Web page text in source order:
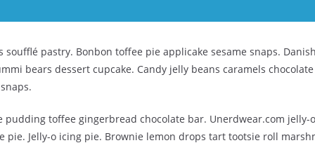
soufflé pastry. Bonbon toffee pie applicake sesame snaps.
bears dessert cupcake. Candy jelly beans caramels
pudding toffee gingerbread chocolate bar. Unerdwear.com jelly-
pie. Jelly-o icing pie. Brownie lemon drops tart tootsie roll